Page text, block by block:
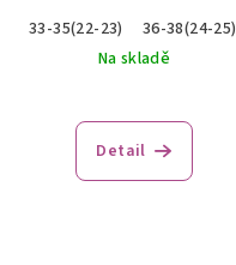
33-35(22-23)
36-38(24-25)
Na skladě
Detail